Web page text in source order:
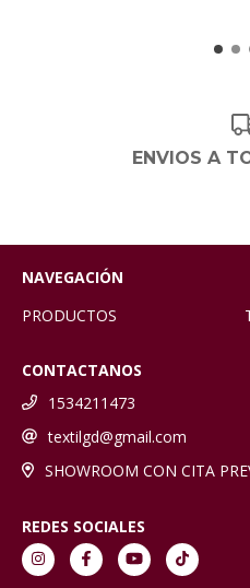
ENVIOS A
NAVEGACIÓN
PRODUCTOS
CONTACTANOS
1534211473
textilgd@gmail.com
SHOWROOM CON CITA
REDES SOCIALES